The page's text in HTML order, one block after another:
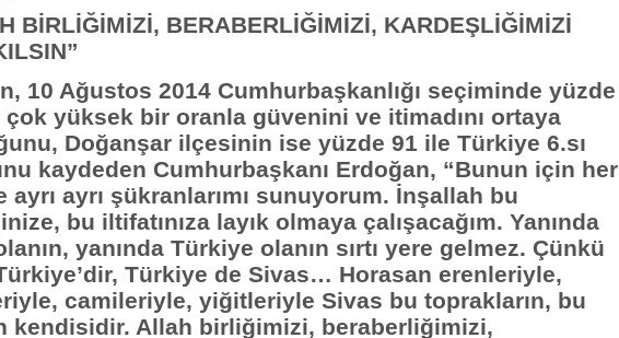
BİRLİĞİMİZİ, BERABERLİĞİMİZİ, KARDEŞLİĞİMİZİ
10 Ağustos 2014 Cumhurbaşkanlığı seçiminde yüzde
çok yüksek bir oranla güvenini ve itimadını ortaya
Doğanşar ilçesinin ise yüzde 91 ile Türkiye 6.sı
kaydeden Cumhurbaşkanı Erdoğan, “Bunun için her
ayrı ayrı şükranlarımı sunuyorum. İnşallah bu
bu iltifatınıza layık olmaya çalışacağım. Yanında
yanında Türkiye olanın sırtı yere gelmez. Çünkü
Türkiye de Sivas… Horasan erenleriyle,
camileriyle, yiğitleriyle Sivas bu toprakların, bu
kendisidir. Allah birliğimizi, beraberliğimizi,